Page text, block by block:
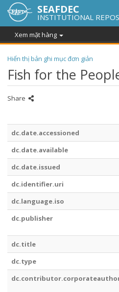
SEAFDEC
INSTITUTIONAL
Xem mặt hàng
Hiển thị bản ghi mục đơn giản
Fish for the
Share
dc.date.accessioned
dc.date.available
dc.date.issued
dc.identifier.uri
dc.language.iso
dc.publisher
dc.title
dc.type